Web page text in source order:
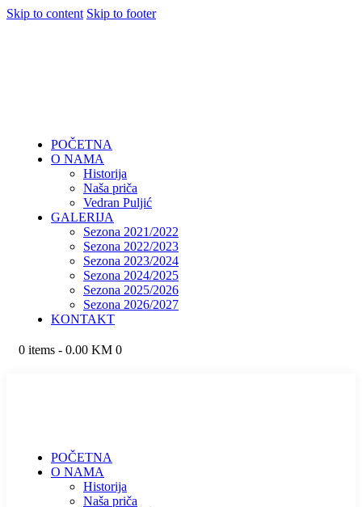
Skip to content Skip to footer
POČETNA
O NAMA
Historija
Naša priča
Vedran Puljić
GALERIJA
Sezona 2021/2022
Sezona 2022/2023
Sezona 2023/2024
Sezona 2024/2025
Sezona 2025/2026
Sezona 2026/2027
KONTAKT
0 items - 0.00 KM 0
POČETNA
O NAMA
Historija
Naša priča